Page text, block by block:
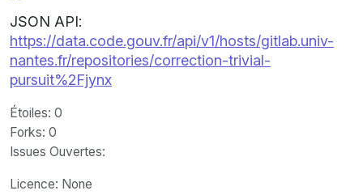
JSON API:
https://data.code.gouv.fr/api/v1/hosts/gitlab.univ-
nantes.fr/repositories/correction-trivial-
pursuit%2Fjynx
Étoiles: 0
Forks: 0
Issues Ouvertes:
Licence: None